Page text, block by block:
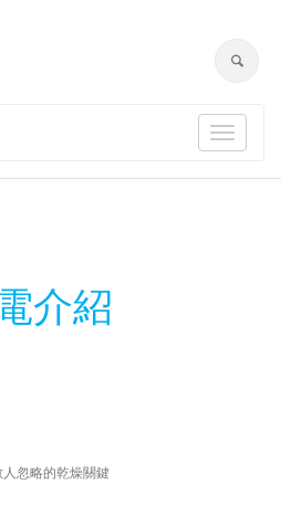
Toggle
介紹
忽略的乾燥關鍵